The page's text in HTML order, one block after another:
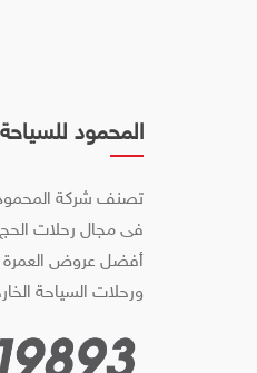
المحمود للسياحة
تصنف شركة المحمود
فى مجال رحلات الحج
أفضل عروض العمرة
ورحلات السياحة